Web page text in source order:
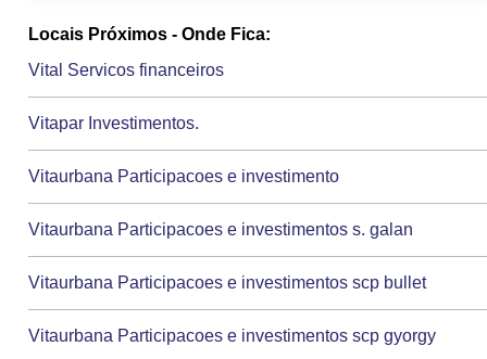
Locais Próximos - Onde Fica:
Vital Servicos financeiros
Vitapar Investimentos.
Vitaurbana Participacoes e investimento
Vitaurbana Participacoes e investimentos s. galan
Vitaurbana Participacoes e investimentos scp bullet
Vitaurbana Participacoes e investimentos scp gyorgy